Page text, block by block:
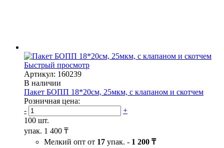
Быстрый просмотр
Артикул: 160239
В наличии
Пакет БОПП 18*20см, 25мкм, с клапаном и скотчем
Розничная цена:
-
+
100 шт.
упак. 1 400 ₸
Мелкий опт от 17 упак. - 1 200 ₸